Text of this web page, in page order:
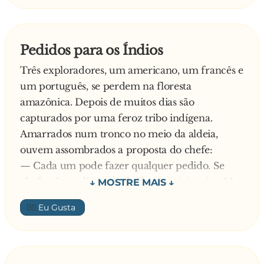
Uma semana depois, ainda não satisfeito, ligou
para o Serviço Meteorológico outra vez:
— Tem certeza de que teremos um inverno tão
forte?
— Sim. Este ano teremos um frio intenso, nós
temos certeza.
— Como tem tanta certeza?
— É que os índios estão recolhendo lenha pra
c**... este ano...
— Em ruínas.
Aos 60 ela é como a Sibéria:
lá.
Pedidos para os Índios
Três exploradores, um americano, um francês e
um português, se perdem na floresta
amazônica. Depois de muitos dias são
capturados por uma feroz tribo indígena.
Amarrados num tronco no meio da aldeia,
ouvem assombrados a proposta do chefe:
— Cada um pode fazer qualquer pedido. Se
chefe não realizar, chefe liberta prisioneiro. Mas
se chefe satisfizer o pedido, chefe manda
guerreiros arrancarem a pele do prisioneiro
para fazer canoa.
Apontando para o americano, pergunta:
👍🏼